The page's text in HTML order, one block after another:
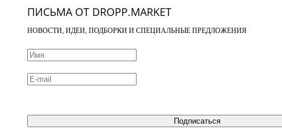
ПИСЬМА ОТ DROPP.MARKET
НОВОСТИ, ИДЕИ, ПОДБОРКИ И СПЕЦИАЛЬНЫЕ ПРЕДЛОЖЕНИЯ
Подписаться